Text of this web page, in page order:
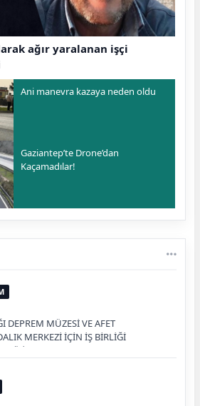
ağır yaralanan işçi
Ani manevra kazaya neden oldu
Gaziantep’te Drone’dan
Kaçamadılar!
DEPREM MÜZESİ VE AFET
MERKEZİ İÇİN İŞ BİRLİĞİ
İMZALANDI